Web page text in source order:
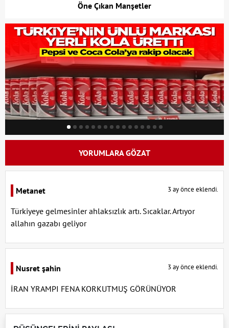
Öne Çıkan Manşetler
YORUMLARA GÖZAT
Metanet 3 ay önce eklendi.
Türkiyeye gelmesinler ahlaksızlık artı. Sıcaklar. Artıyor
allahın gazabı geliyor
Nusret şahin 3 ay önce eklendi.
İRAN YRAMPI FENA KORKUTMUŞ GÖRÜNÜYOR